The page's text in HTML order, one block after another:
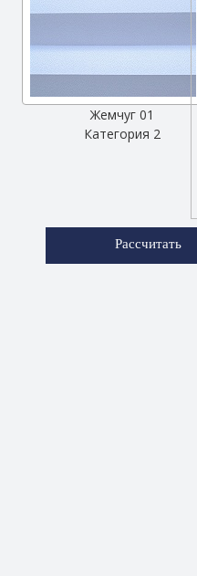
Жемчуг 01
Категория 2
Рассчитать